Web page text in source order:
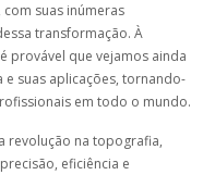
suas inúmeras
transformação. À
provável que vejamos ainda
suas aplicações, tornando-
em todo o mundo.
revolução na topografia,
eficiência e